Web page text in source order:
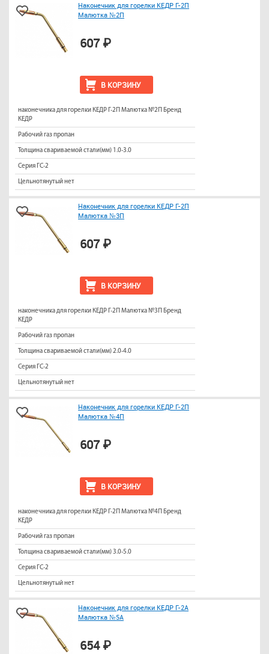
Наконечник для горелки КЕДР Г-2П
Малютка №2П
В КОРЗИНУ
607 ₽
наконечника для горелки КЕДР Г-2П Малютка №2П Бренд
КЕДР
Рабочий газ пропан
Толщина свариваемой стали(мм) 1.0-3.0
Серия ГС-2
Цельнотянутый нет
Наконечник для горелки КЕДР Г-2П
Малютка №3П
В КОРЗИНУ
607 ₽
наконечника для горелки КЕДР Г-2П Малютка №3П Бренд
КЕДР
Рабочий газ пропан
Толщина свариваемой стали(мм) 2.0-4.0
Серия ГС-2
Цельнотянутый нет
Наконечник для горелки КЕДР Г-2П
Малютка №4П
В КОРЗИНУ
607 ₽
наконечника для горелки КЕДР Г-2П Малютка №4П Бренд
КЕДР
Рабочий газ пропан
Толщина свариваемой стали(мм) 3.0-5.0
Серия ГС-2
Цельнотянутый нет
Наконечник для горелки КЕДР Г-2А
Малютка №5А
654 ₽